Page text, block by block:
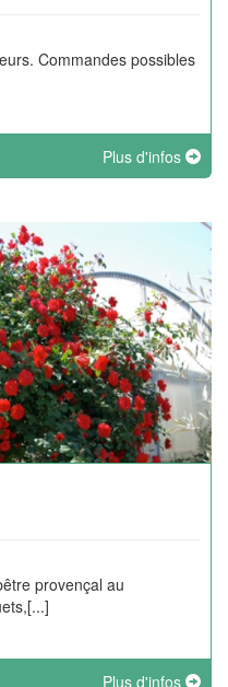
Commandes possibles
Plus d'infos
provençal au
Plus d'infos